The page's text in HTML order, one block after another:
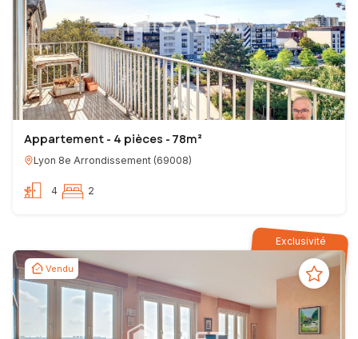
Appartement - 4 pièces - 78m²
Lyon 8e Arrondissement (69008)
4 2
Exclusivité
Vendu